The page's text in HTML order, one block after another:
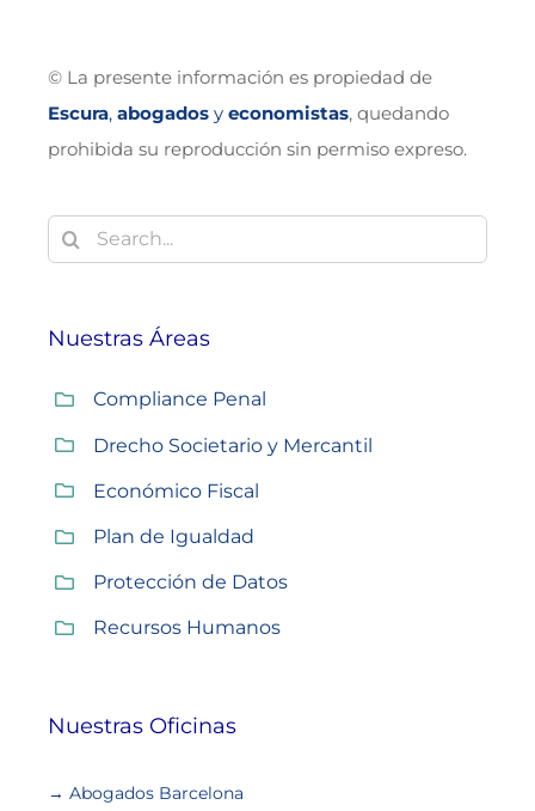
© La presente información es propiedad de
Escura, abogadosy economistas, quedando
prohibida su reproducción sin permiso expreso.
Buscar:
Nuestras Áreas
Compliance Penal
Drecho Societario y Mercantil
Económico Fiscal
Plan de Igualdad
Protección de Datos
Recursos Humanos
Nuestras Oficinas
→ Abogados Barcelona